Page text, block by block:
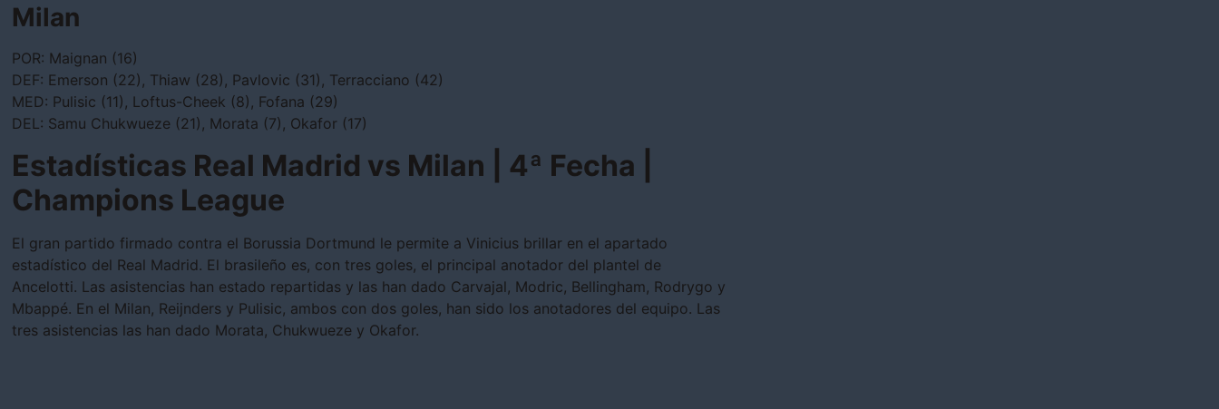
Milan
POR: Maignan (16)
DEF: Emerson (22), Thiaw (28), Pavlovic (31), Terracciano (42)
MED: Pulisic (11), Loftus-Cheek (8), Fofana (29)
DEL: Samu Chukwueze (21), Morata (7), Okafor (17)
Estadísticas Real Madrid vs Milan | 4ª Fecha |
Champions League
El gran partido firmado contra el Borussia Dortmund le permite a Vinicius brillar en el apartado
estadístico del Real Madrid. El brasileño es, con tres goles, el principal anotador del plantel de
Ancelotti. Las asistencias han estado repartidas y las han dado Carvajal, Modric, Bellingham, Rodrygo y
Mbappé. En el Milan, Reijnders y Pulisic, ambos con dos goles, han sido los anotadores del equipo. Las
tres asistencias las han dado Morata, Chukwueze y Okafor.